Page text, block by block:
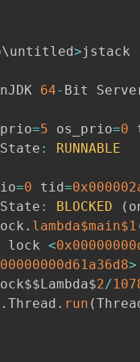
>jstack
64- Bit
prio=5 os_prio=0
State : RUNNABLE
=0 tid=
State : BLOCKED (
. lambda$main$1
lock <
>
2/
.Thread . run (